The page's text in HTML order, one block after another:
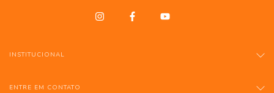
INSTITUCIONAL
ENTRE EM CONTATO